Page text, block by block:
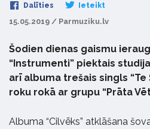
Dalīties Ieteikt
15.05.2019 / Parmuziku.lv
Šodien dienas gaismu
“Instrumenti” piektais
arī albuma trešais singls “Te
roku rokā ar grupu “Prāta
Albuma “Cilvēks” atklāšana